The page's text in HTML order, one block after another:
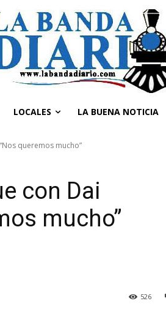
LOCALES LA BUENA NOTICIA
queremos mucho”
con Dai
mucho”
526